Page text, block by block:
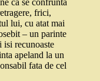
ca se confrunta
frici,
lui, cu atat mai
– un parinte
isi recunoaste
apeland la un
fata de cel